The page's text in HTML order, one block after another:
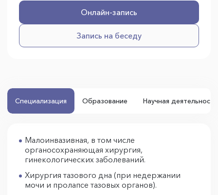
Онлайн-запись
Запись на беседу
Специализация Образование Научная деятельность
Малоинвазивная, в том числе
органосохраняющая хирургия,
гинекологических заболеваний.
Хирургия тазового дна (при недержании
мочи и пролапсе тазовых органов).